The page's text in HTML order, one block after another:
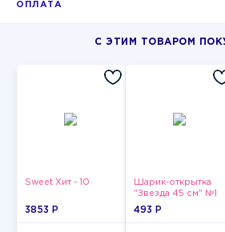
ОПЛАТА
С ЭТИМ ТОВАРОМ
Sweet Хит - 10
3853 P
Шарик-открытка
"Звезда 45 см" №1
493 P